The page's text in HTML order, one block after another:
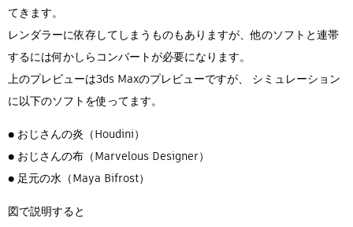
てきます。
レンダラーに依存してしまうものもありますが、他のソフトと連帯
するには何かしらコンバートが必要になります。
上のプレビューは3ds Maxのプレビューですが、 シミュレーション
に以下のソフトを使ってます。
● おじさんの炎（Houdini）
● おじさんの布（Marvelous Designer）
● 足元の水（Maya Bifrost）
図で説明すると